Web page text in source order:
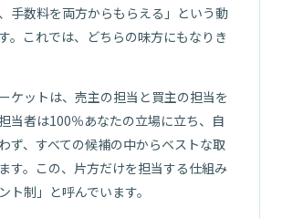
手数料を両方からもらえる」という動
。これでは、どちらの味方にもなりき
ケットは、売主の担当と買主の担当を
当者は100％あなたの立場に立ち、自
ず、すべての候補の中からベストな取
す。この、片方だけを担当する仕組み
ト制」と呼んでいます。